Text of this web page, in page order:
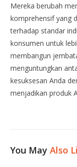
Mereka berubah
komprehensif yang
terhadap standar
konsumen untuk
membangun
menguntungkan
kesuksesan Anda
menjadikan produk
You MayAlso